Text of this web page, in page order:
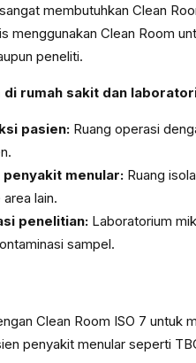
membutuhkan Clean
menggunakan Clean Room
peneliti.
di rumah sakit dan
pasien: Ruang operasi
menular: Ruang
lain.
penelitian: Laboratorium
sampel.
Clean Room ISO 7 untuk
penyakit menular seperti